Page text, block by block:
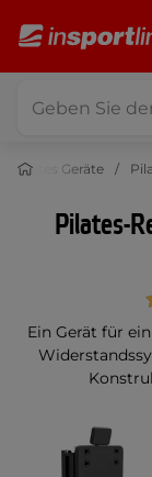
Pilates Geräte
Pilates-
Ein Gerät für